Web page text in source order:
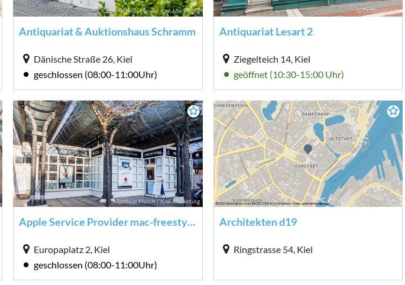
CC0 Matthias Masch/ Kiel-Marketing
Antiquariat & Auktionshaus Schramm
Dänische Straße 26, Kiel
geschlossen (08:00-11:00Uhr)
© CC-BY-NC-ND
Antiquariat Lesart 2
Ziegelteich 14, Kiel
geöffnet (10:30-15:00 Uhr)
Matthias Masch / Kiel-Marketing
Apple Service Provider mac-freestyle GmbH
Europaplatz 2, Kiel
geschlossen (08:00-11:00Uhr)
Architekten d19
Ringstrasse 54, Kiel